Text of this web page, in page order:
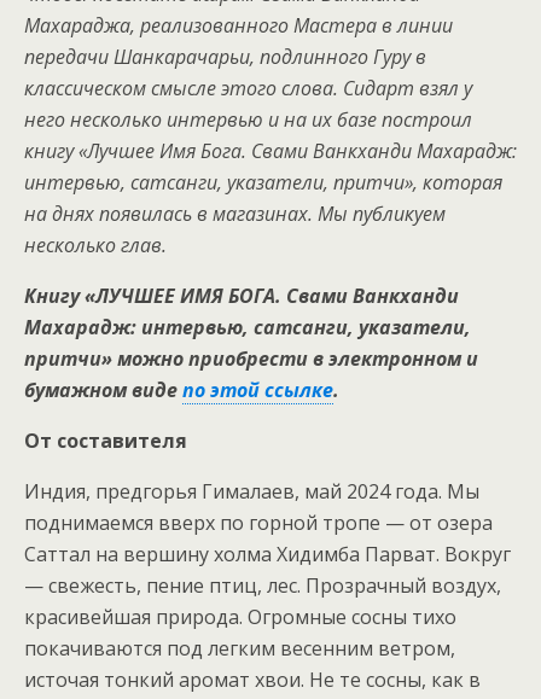
Махараджа, реализованного Мастера в линии
передачи Шанкарачарьи, подлинного Гуру в
классическом смысле этого слова. Сидарт взял у
него несколько интервью и на их базе построил
книгу «Лучшее Имя Бога. Свами Ванкханди Махарадж:
интервью, сатсанги, указатели, притчи», которая
на днях появилась в магазинах. Мы публикуем
несколько глав.
Книгу «ЛУЧШЕЕ ИМЯ БОГА. Свами Ванкханди
Махарадж: интервью, сатсанги, указатели,
притчи» можно приобрести в электронном и
бумажном видепо этой ссылке.
От составителя
Индия, предгорья Гималаев, май 2024 года. Мы
поднимаемся вверх по горной тропе — от озера
Саттал на вершину холма Хидимба Парват. Вокруг
— свежесть, пение птиц, лес. Прозрачный воздух,
красивейшая природа. Огромные сосны тихо
покачиваются под легким весенним ветром,
источая тонкий аромат хвои. Не те сосны, как в